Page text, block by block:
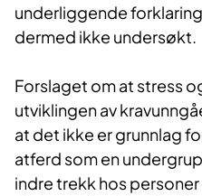
underliggende
dermed ikke undersøkt.
Forslaget om at stress
utviklingen av
at det ikke er grunnlag
atferd som en
indre trekk hos personer